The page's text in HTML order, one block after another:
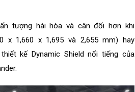
tượng hài hòa và cân đối hơn khi
x 1,660 x 1,695 và 2,655 mm) hay
kế Dynamic Shield nổi tiếng của